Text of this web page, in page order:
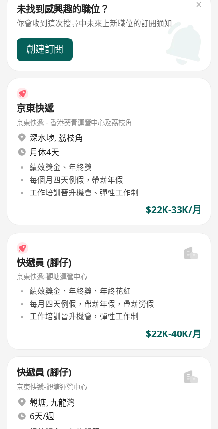
未找到感興趣的職位？
你會收到這次搜尋中未來上新職位的訂閱通知
創建訂閱
京東快遞
京東快遞 - 香港葵青運營中心及荔枝角
深水埗, 荔枝角
月休4天
績效獎金、年終獎
每個月四天例假，帶薪年假
工作培訓晉升機會、彈性工作制
$22K-33K/月
快遞員 (腳仔)
京東快遞-觀塘運營中心
績效獎金，年終獎，年終花紅
每月四天例假，帶薪年假，帶薪勞假
工作培訓晉升機會，彈性工作制
$22K-40K/月
快遞員 (腳仔)
京東快遞-觀塘運營中心
觀塘, 九龍灣
6天/週